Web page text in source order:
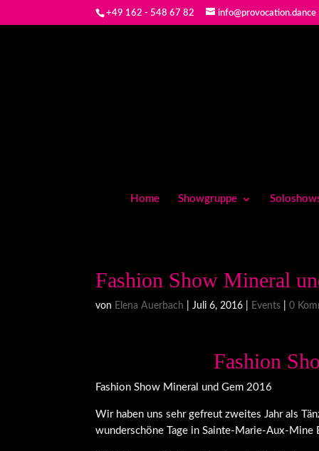
+49 162 - 548 67 82 info@provocation.dance
Home Showgruppe
Fashion Show Mineral
von Elena Auerbach |Juli 6, 2016 Events |0
Fashion
Fashion Show Mineral und Gem 2016
Wir haben uns sehr gefreut zweites Jahr als
wunderschöne Tage in Sainte-Marie-Aux-Mine